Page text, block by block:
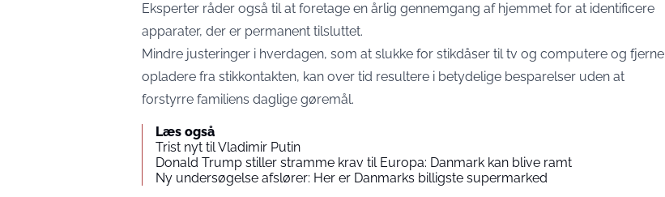
Eksperter råder også til at foretage en årlig gennemgang af hjemmet for at identificere
apparater, der er permanent tilsluttet.
Mindre justeringer i hverdagen, som at slukke for stikdåser til tv og computere og fjerne
opladere fra stikkontakten, kan over tid resultere i betydelige besparelser uden at
forstyrre familiens daglige gøremål.
Læs også
Trist nyt til Vladimir Putin
Donald Trump stiller stramme krav til Europa: Danmark kan blive ramt
Ny undersøgelse afslører: Her er Danmarks billigste supermarked